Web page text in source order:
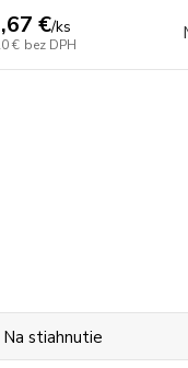
€/ks
€ bez DPH
Na stiahnutie